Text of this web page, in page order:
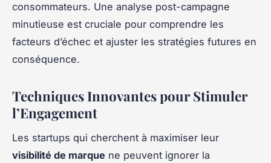
consommateurs. Une analyse post-campagne
minutieuse est cruciale pour comprendre les
facteurs d’échec et ajuster les stratégies futures en
conséquence.
Techniques Innovantes pour Stimuler
l’Engagement
Les startups qui cherchent à maximiser leur
visibilité de marque ne peuvent ignorer la